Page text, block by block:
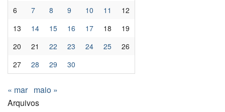
6
7 8 9 10 11
12
13
14 15 16 17 18
19
20
21 22 23 24 25
26
27
28 29 30
« mar maio »
Arquivos